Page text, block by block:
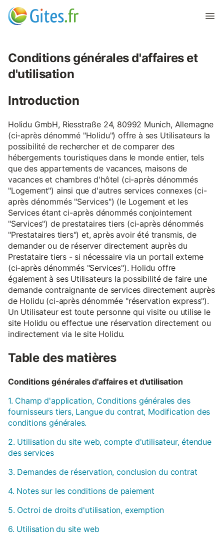
Conditions générales d'affaires et
d'utilisation
Introduction
Holidu GmbH, Riesstraße 24, 80992 Munich, Allemagne
(ci-après dénommé "Holidu") offre à ses Utilisateurs la
possibilité de rechercher et de comparer des
hébergements touristiques dans le monde entier, tels
que des appartements de vacances, maisons de
vacances et chambres d'hôtel (ci-après dénommés
"Logement") ainsi que d'autres services connexes (ci-
après dénommés "Services") (le Logement et les
Services étant ci-après dénommés conjointement
"Services") de prestataires tiers (ci-après dénommés
"Prestataires tiers") et, après avoir été transmis, de
demander ou de réserver directement auprès du
Prestataire tiers - si nécessaire via un portail externe
(ci-après dénommés "Services"). Holidu offre
également à ses Utilisateurs la possibilité de faire une
demande contraignante de services directement auprès
de Holidu (ci-après dénommée "réservation express").
Un Utilisateur est toute personne qui visite ou utilise le
site Holidu ou effectue une réservation directement ou
indirectement via le site Holidu.
Table des matières
Conditions générales d'affaires et d'utilisation
1. Champ d'application, Conditions générales des
fournisseurs tiers, Langue du contrat, Modification des
conditions générales.
2. Utilisation du site web, compte d'utilisateur, étendue
des services
3. Demandes de réservation, conclusion du contrat
4. Notes sur les conditions de paiement
5. Octroi de droits d'utilisation, exemption
6. Utilisation du site web